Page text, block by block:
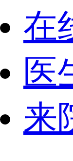
在
医
来